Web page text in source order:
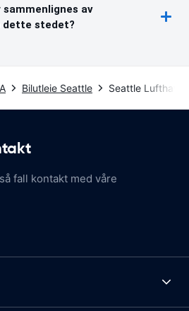
av
dette stedet?
Bilutleie Seattle Seattle Lufthavn
fall kontakt med våre